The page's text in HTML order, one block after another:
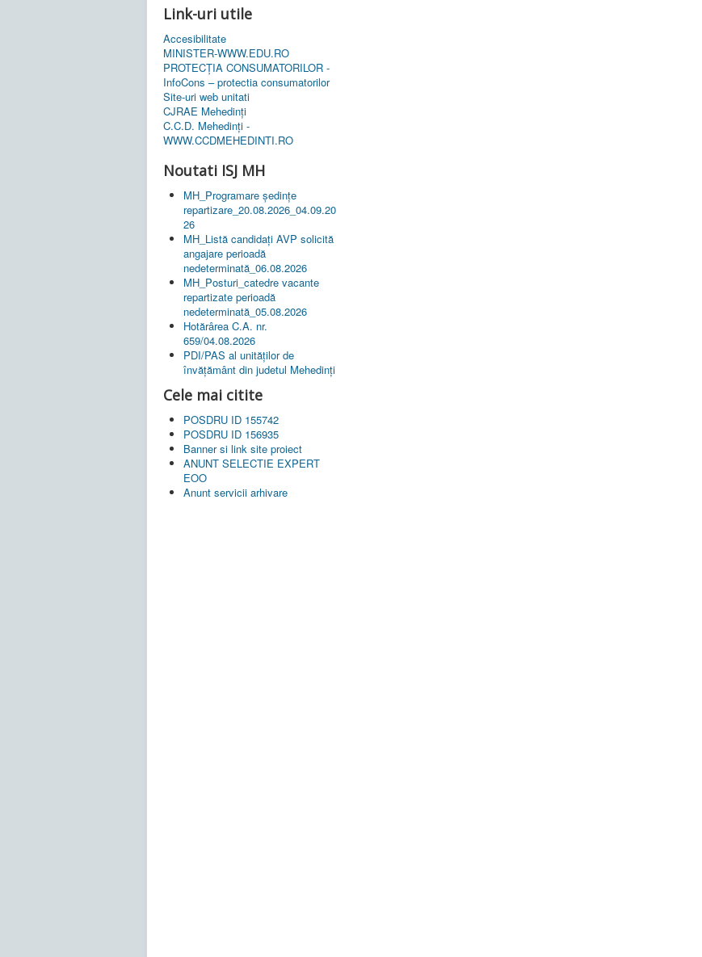
Link-uri utile
Accesibilitate
MINISTER-WWW.EDU.RO
PROTECȚIA CONSUMATORILOR -
InfoCons – protectia consumatorilor
Site-uri web unitati
CJRAE Mehedinți
C.C.D. Mehedinţi -
WWW.CCDMEHEDINTI.RO
Noutati ISJ MH
MH_Programare ședințe
repartizare_20.08.2026_04.09.20
26
MH_Listă candidați AVP solicită
angajare perioadă
nedeterminată_06.08.2026
MH_Posturi_catedre vacante
repartizate perioadă
nedeterminată_05.08.2026
Hotărârea C.A. nr.
659/04.08.2026
PDI/PAS al unităților de
învățământ din judetul Mehedinți
Cele mai citite
POSDRU ID 155742
POSDRU ID 156935
Banner si link site proiect
ANUNT SELECTIE EXPERT
EOO
Anunt servicii arhivare